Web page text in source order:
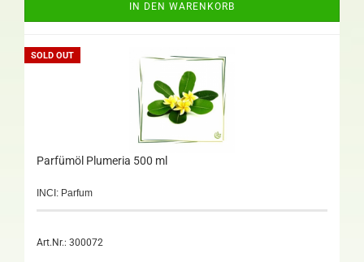
IN DEN WARENKORB
SOLD OUT
Parfümöl Plumeria 500 ml
INCI: Parfum
Art.Nr.: 300072